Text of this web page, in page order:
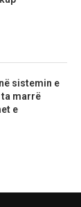
sistemin e
ta marrë
e